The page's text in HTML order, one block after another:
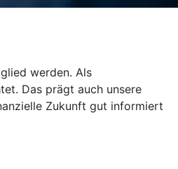
werden. Als
Das prägt auch unsere
Zukunft gut informiert